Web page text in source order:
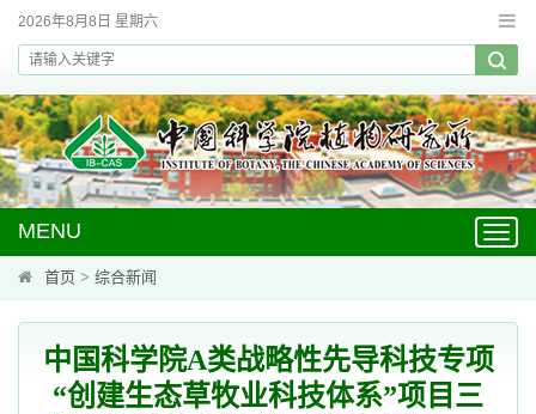
2026年8月8日 星期六
MENU
首页 > 综合新闻
中国科学院A类战略性先导科技专项
“创建生态草牧业科技体系”项目三